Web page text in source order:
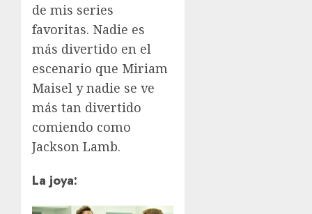
de mis series
favoritas. Nadie es
más divertido en el
escenario que Miriam
Maisel y nadie se ve
más tan divertido
comiendo como
Jackson Lamb.
La joya: